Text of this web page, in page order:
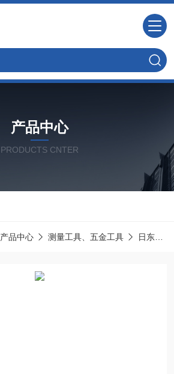
产品中心
PRODUCTS CNTER
产品中心 测量工具、五金工具 日东工器NITTO